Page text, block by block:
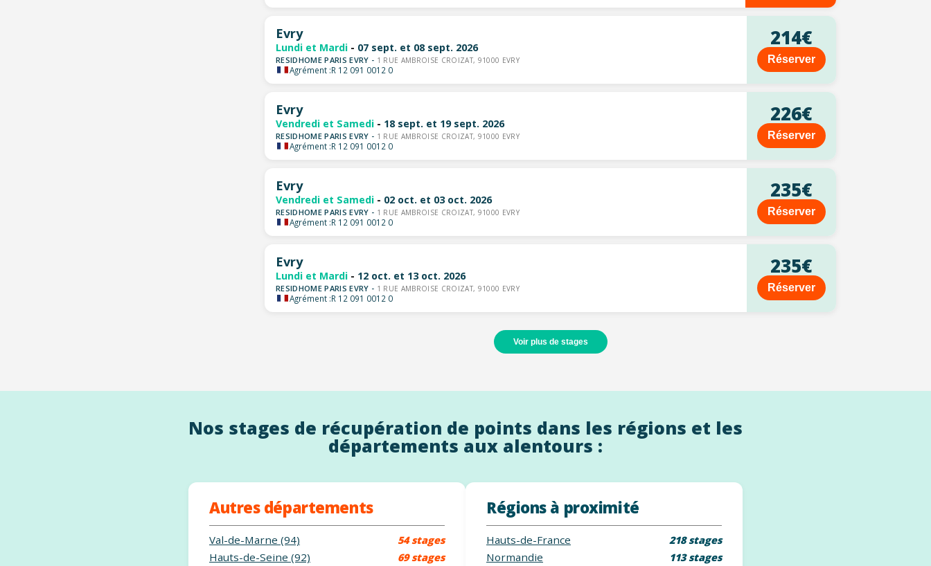
Evry
Lundi et Mardi - 07 sept. et 08 sept. 2026
RESIDHOME PARIS EVRY - 1 RUE AMBROISE CROIZAT, 91000 EVRY
Agrément :R 12 091 0012 0
214€
Réserver
Evry
Vendredi et Samedi - 18 sept. et 19 sept. 2026
RESIDHOME PARIS EVRY - 1 RUE AMBROISE CROIZAT, 91000 EVRY
Agrément :R 12 091 0012 0
226€
Réserver
Evry
Vendredi et Samedi - 02 oct. et 03 oct. 2026
RESIDHOME PARIS EVRY - 1 RUE AMBROISE CROIZAT, 91000 EVRY
Agrément :R 12 091 0012 0
235€
Réserver
Evry
Lundi et Mardi - 12 oct. et 13 oct. 2026
RESIDHOME PARIS EVRY - 1 RUE AMBROISE CROIZAT, 91000 EVRY
Agrément :R 12 091 0012 0
235€
Réserver
Voir plus de stages
Nos stages de récupération de points dans les régions et les
départements aux alentours :
Autres départements
Val-de-Marne (94) 54 stages
Hauts-de-Seine (92) 69 stages
Régions à proximité
Hauts-de-France 218 stages
Normandie 113 stages